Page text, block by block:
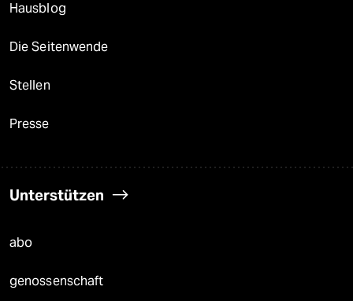
Hausblog
Die Seitenwende
Stellen
Presse
Unterstützen
abo
genossenschaft